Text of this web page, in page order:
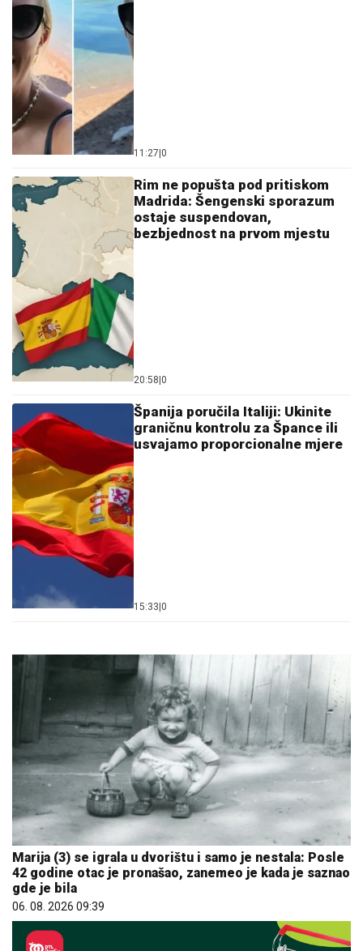
11:27 0
Rim ne popušta pod pritiskom
Madrida: Šengenski sporazum
ostaje suspendovan,
bezbjednost na prvom mjestu
20:58 0
Španija poručila Italiji: Ukinite
graničnu kontrolu za Špance ili
usvajamo proporcionalne mjere
15:33 0
Marija (3) se igrala u dvorištu i samo je nestala: Posle
42 godine otac je pronašao, zanemeo je kada je saznao
gde je bila
06. 08. 2026 09:39